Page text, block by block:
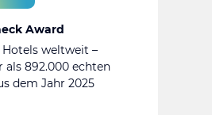
Award
weltweit –
als 892.000 echten
dem Jahr 2025